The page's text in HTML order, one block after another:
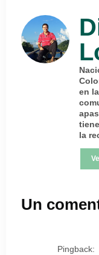
en
la
Un
Pingback: